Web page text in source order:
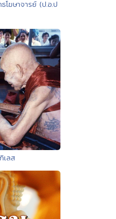
โฆษาจารย์ (ป.อ.ป
เลส